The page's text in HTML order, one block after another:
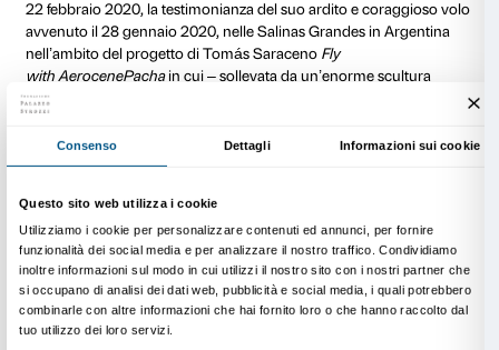
parole.
Altre sperimentazioni, coronate però da successo, si
susseguite a Firenze, come quella del 1784, quando
pressi di ponte alla Carraia Francesco Henrion
aerostatico” pieno di aria riscaldata, quanto riuscito
precedente vicino a Lione a Joseph ed Étienne